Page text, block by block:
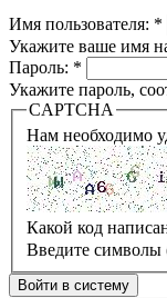
Имя пользователя: *
Укажите ваше имя
Пароль: *
Укажите пароль,
CAPTCHA
Нам необходимо
Какой код
Введите символы